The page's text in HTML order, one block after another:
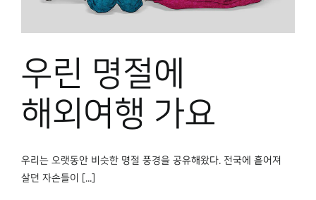
우린 명절에
해외여행 가요
우리는 오랫동안 비슷한 명절 풍경을 공유해왔다. 전국에 흩어져
살던 자손들이 [...]